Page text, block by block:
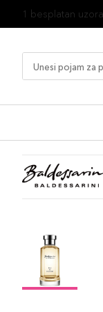
1 besplatan